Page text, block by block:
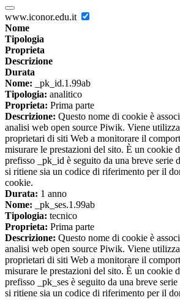
www.iconor.edu.it
Nome
Tipologia
Proprieta
Descrizione
Durata
Nome: _pk_id.1.99ab
Tipologia: analitico
Proprieta: Prima parte
Descrizione: Questo nome di cookie è
analisi web open source Piwik. Viene
proprietari di siti Web a monitorare il
misurare le prestazioni del sito. È un cookie
prefisso _pk_id è seguito da una breve serie
si ritiene sia un codice di riferimento per il
cookie.
Durata: 1 anno
Nome: _pk_ses.1.99ab
Tipologia: tecnico
Proprieta: Prima parte
Descrizione: Questo nome di cookie è
analisi web open source Piwik. Viene
proprietari di siti Web a monitorare il
misurare le prestazioni del sito. È un cookie
prefisso _pk_ses è seguito da una breve
si ritiene sia un codice di riferimento per il